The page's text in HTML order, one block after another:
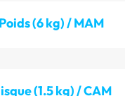
Poids (6 kg) / MAM
(1.5 kg) / CAM